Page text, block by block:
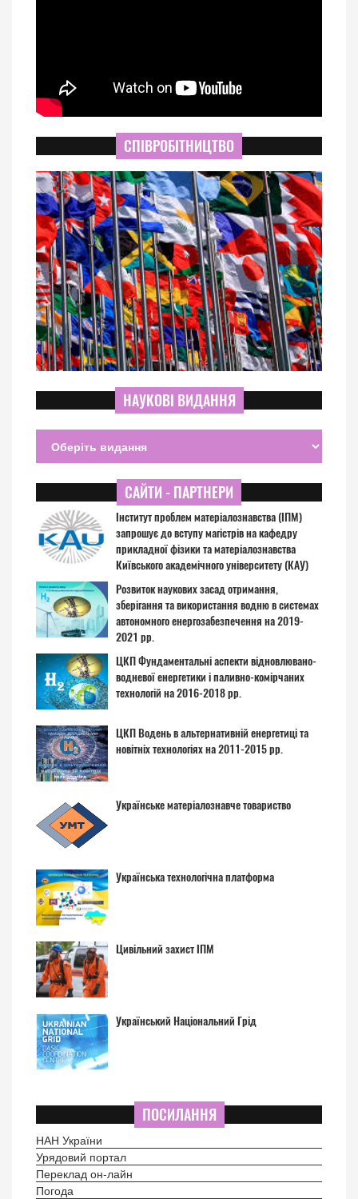
СПІВРОБІТНИЦТВО
НАУКОВІ ВИДАННЯ
САЙТИ - ПАРТНЕРИ
Інститут проблем матеріалознавства (ІПМ)
запрошує до вступу магістрів на кафедру
прикладної фізики та матеріалознавства
Київського академічного університету (КАУ)
Розвиток наукових засад отримання,
зберігання та використання водню в системах
автономного енергозабезпечення на 2019-
2021 рр.
ЦКП Фундаментальні аспекти відновлювано-
водневої енергетики і паливно-комірчаних
технологій на 2016-2018 рр.
ЦКП Водень в альтернативній енергетиці та
новітніх технологіях на 2011-2015 рр.
Українське матеріалознавче товариство
Українська технологічна платформа
Цивільний захист ІПМ
Український Національний Грід
ПОСИЛАННЯ
НАН України
Урядовий портал
Переклад он-лайн
Погода